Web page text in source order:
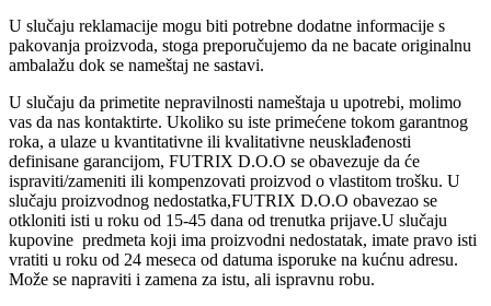
U slučaju reklamacije mogu biti potrebne dodatne informacije s
pakovanja proizvoda, stoga preporučujemo da ne bacate originalnu
ambalažu dok se nameštaj ne sastavi.
U slučaju da primetite nepravilnosti nameštaja u upotrebi, molimo
vas da nas kontaktirte. Ukoliko su iste primećene tokom garantnog
roka, a ulaze u kvantitativne ili kvalitativne neusklađenosti
definisane garancijom, FUTRIX D.O.O se obavezuje da će
ispraviti/zameniti ili kompenzovati proizvod o vlastitom trošku. U
slučaju proizvodnog nedostatka,FUTRIX D.O.O obavezao se
otkloniti isti u roku od 15-45 dana od trenutka prijave.U slučaju
kupovine predmeta koji ima proizvodni nedostatak, imate pravo isti
vratiti u roku od 24 meseca od datuma isporuke na kućnu adresu.
Može se napraviti i zamena za istu, ali ispravnu robu.